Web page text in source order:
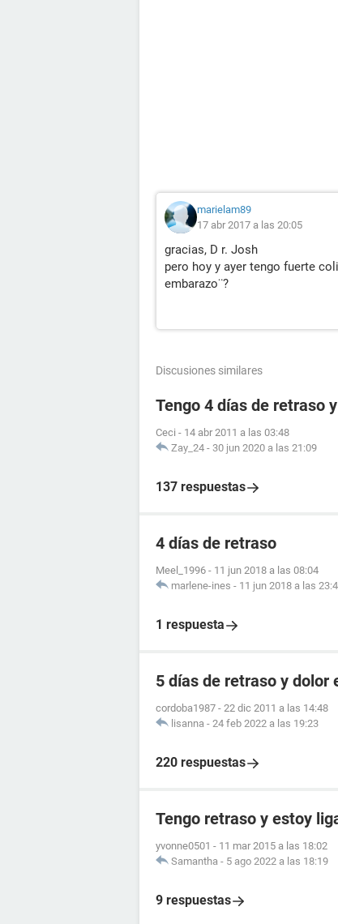
marielam89
17 abr 2017 a las 20:05
gracias, D r. Josh
pero hoy y ayer tengo fuerte
embarazo¨?
Discusiones similares
Tengo 4 días de retraso
Ceci - 14 abr 2011 a las 03:48
Zay_24 - 30 jun 2020 a las 21:09
137 respuestas
4 días de retraso
Meel_1996 - 11 jun 2018 a las 08:04
marlene-ines - 11 jun 2018 a las
1 respuesta
5 días de retraso y dolor
cordoba1987 - 22 dic 2011 a las 14:48
lisanna - 24 feb 2022 a las 19:23
220 respuestas
Tengo retraso y estoy
yvonne0501 - 11 mar 2015 a las 18:02
Samantha - 5 ago 2022 a las 18:19
9 respuestas